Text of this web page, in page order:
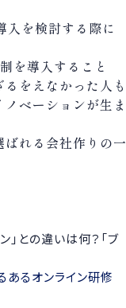
入を検討する際に
を導入すること
をえなかった人も
ベーションが生ま
れる会社作りの一
」との違いは何？「ブ
るオンライン研修